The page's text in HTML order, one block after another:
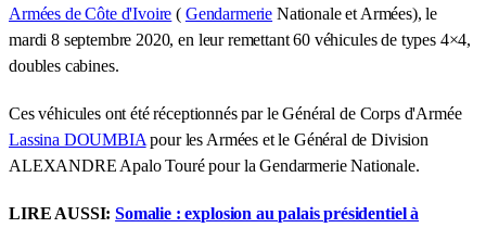
Armées de Côte d'Ivoire ( Gendarmerie Nationale et Armées), le
mardi 8 septembre 2020, en leur remettant 60 véhicules de types 4×4,
doubles cabines.
Ces véhicules ont été réceptionnés par le Général de Corps d'Armée
Lassina DOUMBIA pour les Armées et le Général de Division
ALEXANDRE Apalo Touré pour la Gendarmerie Nationale.
LIRE AUSSI:Somalie : explosion au palais présidentiel à